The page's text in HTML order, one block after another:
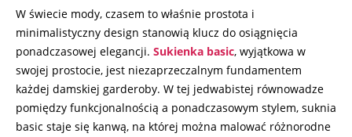
12-
14
W świecie mody, czasem to właśnie prostota i
minimalistyczny design stanowią klucz do osiągnięcia
ponadczasowej elegancji. Sukienka basic, wyjątkowa w
swojej prostocie, jest niezaprzeczalnym fundamentem
każdej damskiej garderoby. W tej jedwabistej równowadze
pomiędzy funkcjonalnością a ponadczasowym stylem, suknia
basic staje się kanwą, na której można malować różnorodne